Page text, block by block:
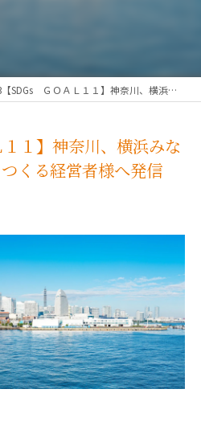
SDGs ＧＯＡＬ１１】神奈川、横浜みなとみらいより未来をつくる経営者様へ発信
１】神奈川、横浜みな
くる経営者様へ発信